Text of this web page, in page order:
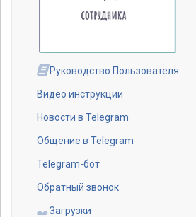
Руководство Пользователя
Видео инструкции
Новости в Telegram
Общение в Telegram
Telegram-бот
Обратный звонок
Загрузки